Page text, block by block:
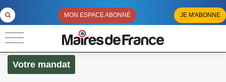
MON ESPACE ABONNÉ JE M'ABONNE
Votre mandat